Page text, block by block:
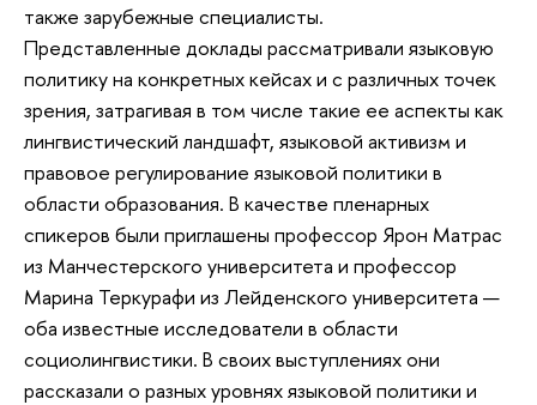
также зарубежные специалисты.
Представленные доклады рассматривали языковую
политику на конкретных кейсах и с различных точек
зрения, затрагивая в том числе такие ее аспекты как
лингвистический ландшафт, языковой активизм и
правовое регулирование языковой политики в
области образования. В качестве пленарных
спикеров были приглашены профессор Ярон Матрас
из Манчестерского университета и профессор
Марина Теркурафи из Лейденского университета —
оба известные исследователи в области
социолингвистики. В своих выступлениях они
рассказали о разных уровнях языковой политики и